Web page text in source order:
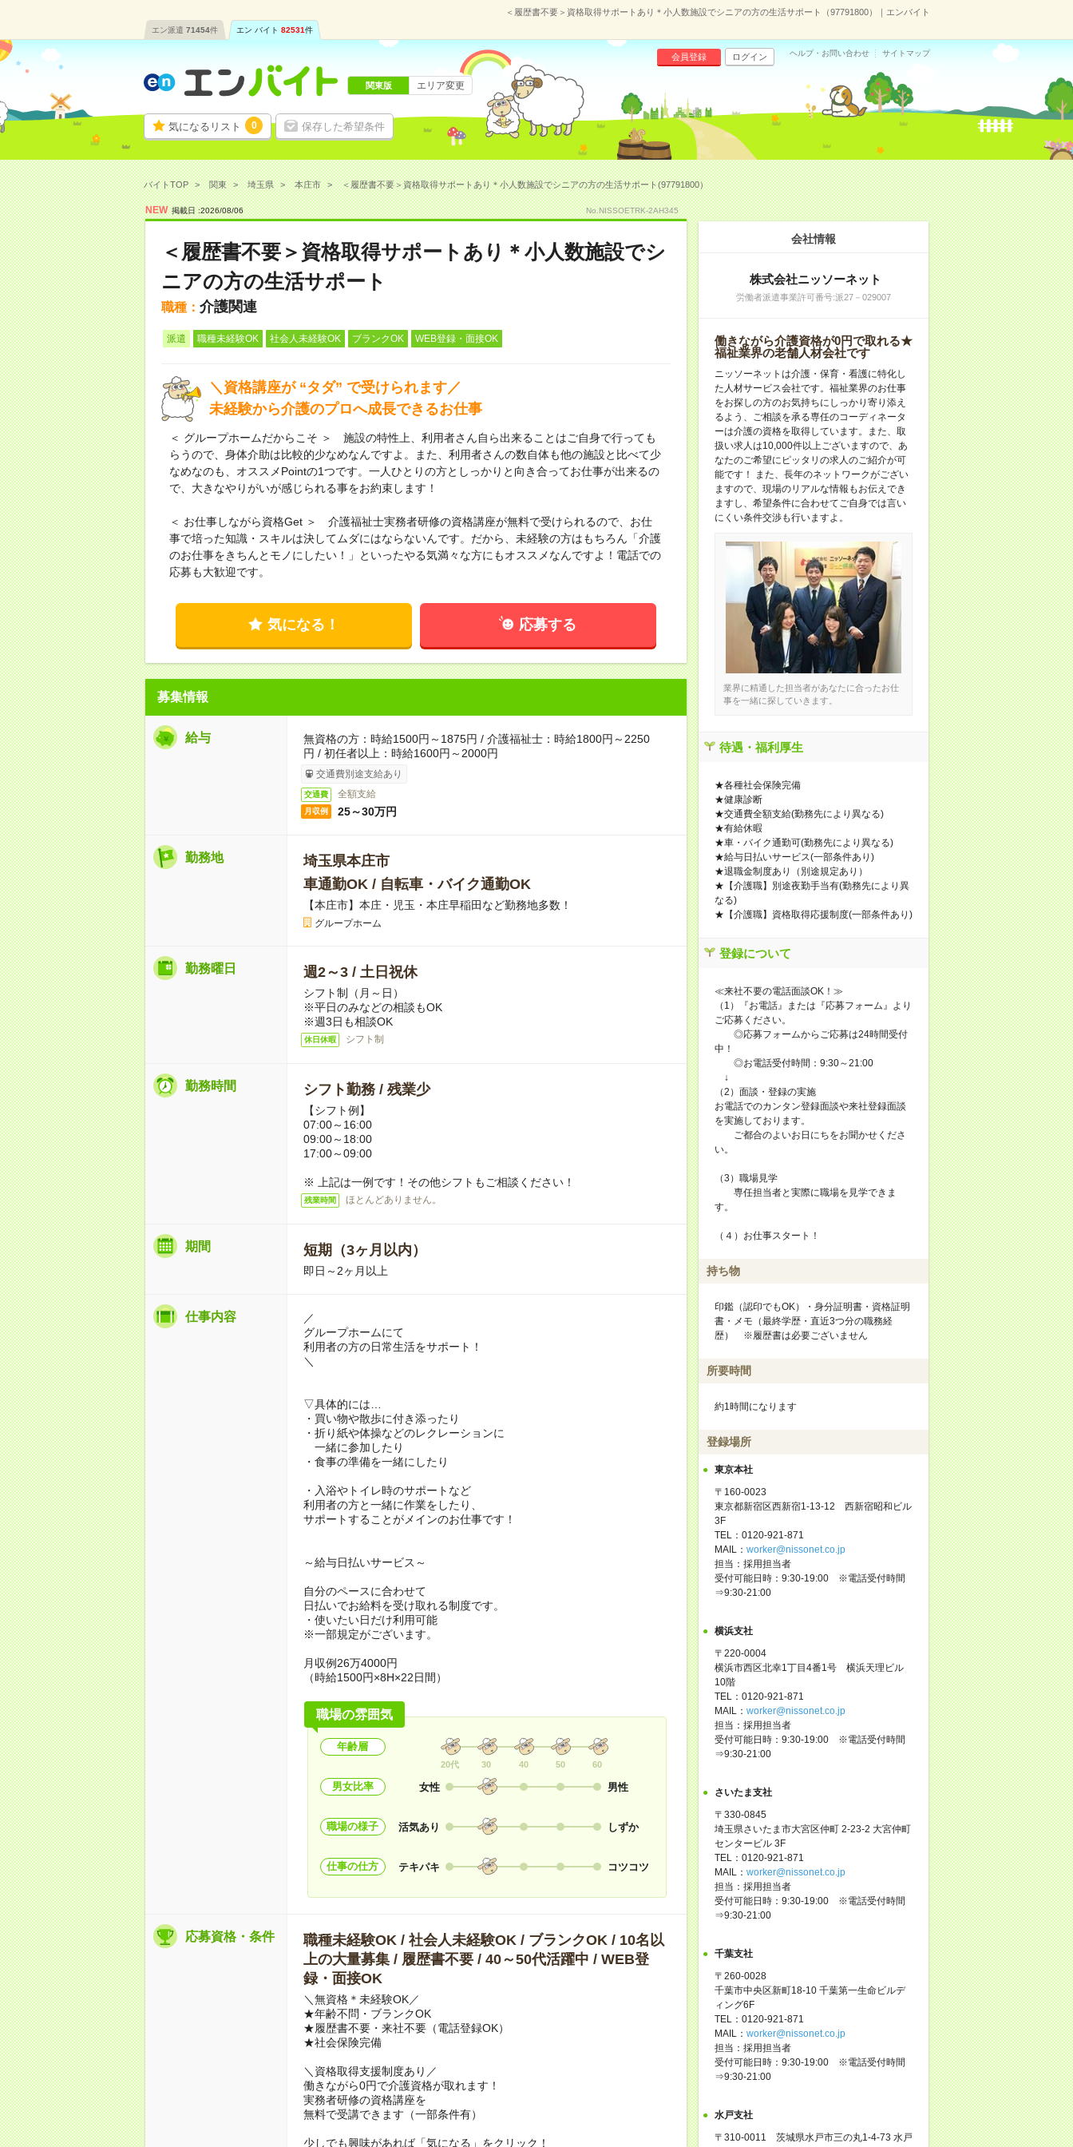
＜履歴書不要＞資格取得サポートあり＊小人数施設でシニアの方の生活サポート（97791800）｜エンバイト
エン派遣 71454件 エン バイト 82531件
気になるリスト 0 保存した希望条件
会員登録 ログイン ヘルプ・お問い合わせ サイトマップ
関東版 エリア変更
バイトTOP 関東 埼玉県 本庄市 ＜履歴書不要＞資格取得サポートあり＊小人数施設でシニアの方の生活サポート(97791800）
NEW 掲載日 :2026/08/06 No.NISSOETRK-2AH345
＜履歴書不要＞資格取得サポートあり＊小人数施設でシ
ニアの方の生活サポート
職種： 介護関連
派遣 職種未経験OK 社会人未経験OK ブランクOK WEB登録・面接OK
＼資格講座が “タダ” で受けられます／
未経験から介護のプロへ成長できるお仕事
＜ グループホームだからこそ ＞ 施設の特性上、利用者さん自ら出来ることはご自身で行っても
らうので、身体介助は比較的少なめなんですよ。また、利用者さんの数自体も他の施設と比べて少
なめなのも、オススメPointの1つです。一人ひとりの方としっかりと向き合ってお仕事が出来るの
で、大きなやりがいが感じられる事をお約束します！
＜ お仕事しながら資格Get ＞ 介護福祉士実務者研修の資格講座が無料で受けられるので、お仕
事で培った知識・スキルは決してムダにはならないんです。だから、未経験の方はもちろん「介護
のお仕事をきちんとモノにしたい！」といったやる気満々な方にもオススメなんですよ！電話での
応募も大歓迎です。
気になる！ 応募する
募集情報
給与
無資格の方：時給1500円～1875円 / 介護福祉士：時給1800円～2250
円 / 初任者以上：時給1600円～2000円
交通費別途支給あり
交通費 全額支給
月収例 25～30万円
勤務地
埼玉県本庄市
車通勤OK / 自転車・バイク通勤OK
【本庄市】本庄・児玉・本庄早稲田など勤務地多数！
グループホーム
勤務曜日 週2～3 / 土日祝休
シフト制（月～日）
※平日のみなどの相談もOK
※週3日も相談OK
休日休暇 シフト制
勤務時間 シフト勤務 / 残業少
【シフト例】
07:00～16:00
09:00～18:00
17:00～09:00
※ 上記は一例です！その他シフトもご相談ください！
残業時間 ほとんどありません。
期間 短期（3ヶ月以内）
即日～2ヶ月以上
仕事内容
／
グループホームにて
利用者の方の日常生活をサポート！
＼
▽具体的には…
・買い物や散歩に付き添ったり
・折り紙や体操などのレクレーションに
一緒に参加したり
・食事の準備を一緒にしたり
・入浴やトイレ時のサポートなど
利用者の方と一緒に作業をしたり、
サポートすることがメインのお仕事です！
～給与日払いサービス～
自分のペースに合わせて
日払いでお給料を受け取れる制度です。
・使いたい日だけ利用可能
※一部規定がございます。
月収例26万4000円
（時給1500円×8H×22日間）
職場の雰囲気
年齢層
20代 30 40 50 60
男女比率 女性 男性
職場の様子 活気あり しずか
仕事の仕方 テキパキ コツコツ
応募資格・条件
職種未経験OK / 社会人未経験OK / ブランクOK / 10名以
上の大量募集 / 履歴書不要 / 40～50代活躍中 / WEB登
録・面接OK
＼無資格＊未経験OK／
★年齢不問・ブランクOK
★履歴書不要・来社不要（電話登録OK）
★社会保険完備
＼資格取得支援制度あり／
働きながら0円で介護資格が取れます！
実務者研修の資格講座を
無料で受講できます（一部条件有）
少しでも興味があれば「気になる」をクリック！
会社情報
株式会社ニッソーネット
労働者派遣事業許可番号:派27－029007
働きながら介護資格が0円で取れる★
福祉業界の老舗人材会社です
ニッソーネットは介護・保育・看護に特化し
た人材サービス会社です。福祉業界のお仕事
をお探しの方のお気持ちにしっかり寄り添え
るよう、ご相談を承る専任のコーディネータ
ーは介護の資格を取得しています。また、取
扱い求人は10,000件以上ございますので、あ
なたのご希望にピッタリの求人のご紹介が可
能です！ また、長年のネットワークがござい
ますので、現場のリアルな情報もお伝えでき
ますし、希望条件に合わせてご自身では言い
にくい条件交渉も行いますよ。
業界に精通した担当者があなたに合ったお仕
事を一緒に探していきます。
待遇・福利厚生
★各種社会保険完備
★健康診断
★交通費全額支給(勤務先により異なる)
★有給休暇
★車・バイク通勤可(勤務先により異なる)
★給与日払いサービス(一部条件あり)
★退職金制度あり（別途規定あり）
★【介護職】別途夜勤手当有(勤務先により異
なる)
★【介護職】資格取得応援制度(一部条件あり)
登録について
≪来社不要の電話面談OK！≫
（1）『お電話』または『応募フォーム』より
ご応募ください。
◎応募フォームからご応募は24時間受付
中！
◎お電話受付時間：9:30～21:00
↓
（2）面談・登録の実施
お電話でのカンタン登録面談や来社登録面談
を実施しております。
ご都合のよいお日にちをお聞かせくださ
い。
（3）職場見学
専任担当者と実際に職場を見学できま
す。
（４）お仕事スタート！
持ち物
印鑑（認印でもOK）・身分証明書・資格証明
書・メモ（最終学歴・直近3つ分の職務経
歴） ※履歴書は必要ございません
所要時間
約1時間になります
登録場所
東京本社
〒160-0023
東京都新宿区西新宿1-13-12 西新宿昭和ビル
3F
TEL：0120-921-871
MAIL： worker@nissonet.co.jp
担当：採用担当者
受付可能日時：9:30-19:00 ※電話受付時間
⇒9:30-21:00
横浜支社
〒220-0004
横浜市西区北幸1丁目4番1号 横浜天理ビル
10階
TEL：0120-921-871
MAIL： worker@nissonet.co.jp
担当：採用担当者
受付可能日時：9:30-19:00 ※電話受付時間
⇒9:30-21:00
さいたま支社
〒330-0845
埼玉県さいたま市大宮区仲町 2-23-2 大宮仲町
センタービル 3F
TEL：0120-921-871
MAIL： worker@nissonet.co.jp
担当：採用担当者
受付可能日時：9:30-19:00 ※電話受付時間
⇒9:30-21:00
千葉支社
〒260-0028
千葉市中央区新町18-10 千葉第一生命ビルデ
ィング6F
TEL：0120-921-871
MAIL： worker@nissonet.co.jp
担当：採用担当者
受付可能日時：9:30-19:00 ※電話受付時間
⇒9:30-21:00
水戸支社
〒310-0011 茨城県水戸市三の丸1-4-73 水戸